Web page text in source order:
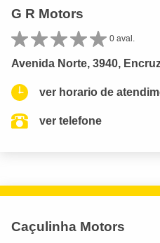
G R Motors
0 aval.
Avenida Norte, 3940,
ver horario de
ver telefone
Caçulinha Motors